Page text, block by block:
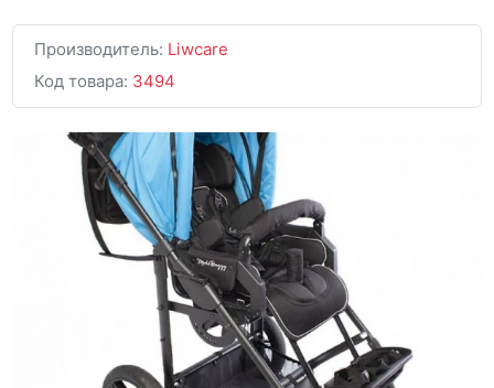
Производитель: Liwcare
Код товара: 3494